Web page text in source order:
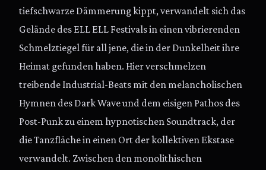
tiefschwarze Dämmerung kippt, verwandelt sich das
Gelände des ELL ELL Festivals in einen vibrierenden
Schmelztiegel für all jene, die in der Dunkelheit ihre
Heimat gefunden haben. Hier verschmelzen
treibende Industrial-Beats mit den melancholischen
Hymnen des Dark Wave und dem eisigen Pathos des
Post-Punk zu einem hypnotischen Soundtrack, der
die Tanzfläche in einen Ort der kollektiven Ekstase
verwandelt. Zwischen den monolithischen